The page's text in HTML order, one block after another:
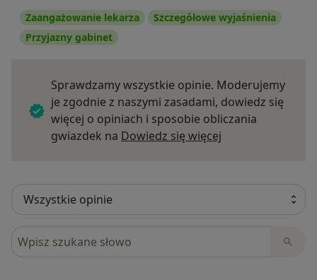
Zaangażowanie lekarza
Szczegółowe wyjaśnienia
Przyjazny gabinet
Sprawdzamy wszystkie opinie. Moderujemy
je zgodnie z naszymi zasadami, dowiedz się
więcej o opiniach i sposobie obliczania
gwiazdek na Dowiedz się więcej
Szukaj w opiniach